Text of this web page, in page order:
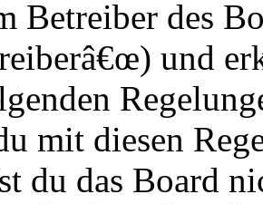
Betreiber des
und
mit diesen
du das Board